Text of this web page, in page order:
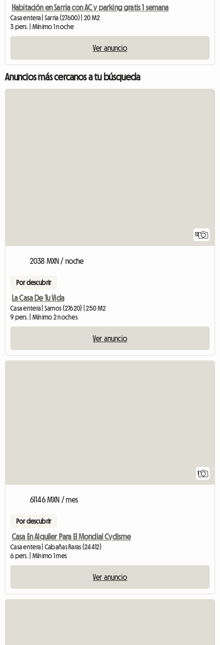
Habitación en Sarria con AC y parking gratis 1 semana
Casa entera | Sarria (27600) | 20 M2
3 pers. | Mínimo 1 noche
Ver anuncio
Anuncios más cercanos a tu búsqueda
12
2038 MXN / noche
Por descubrir
La Casa De Tu Vida
Casa entera | Samos (27620) | 250 M2
9 pers. | Mínimo 2 noches
Ver anuncio
1
61146 MXN / mes
Por descubrir
Casa En Alquiler Para El Mondial Cyclisme
Casa entera | Cabañas Raras (24412)
6 pers. | Mínimo 1 mes
Ver anuncio